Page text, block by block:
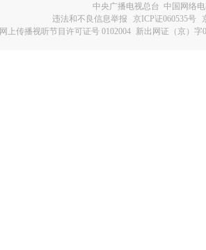
中央广播电视总台 中国网络
违法和不良信息举报
京ICP证060535号
网上传播视听节目许可证号 0102004 新出网证（京）